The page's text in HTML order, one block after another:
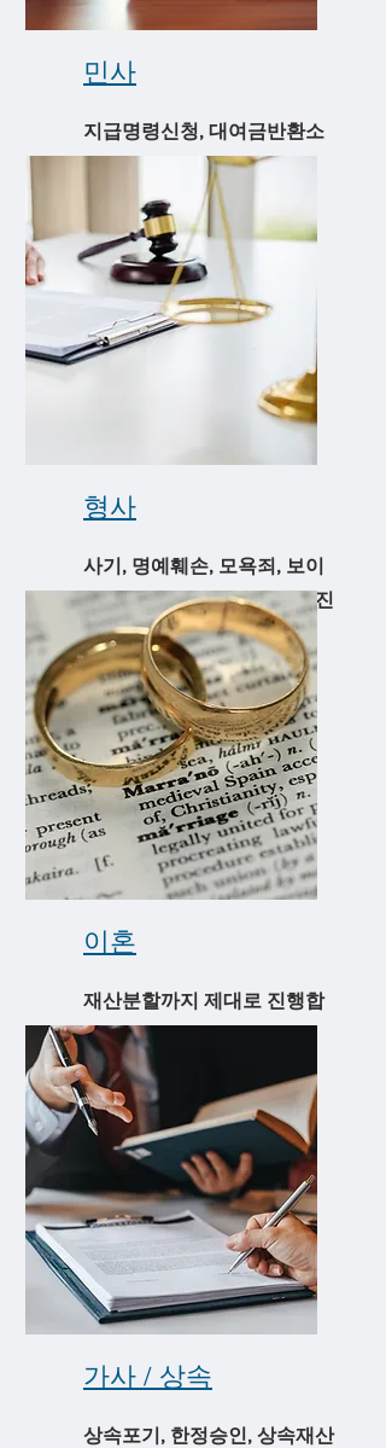
​민사
지급명령신청, 대여금반환소
송, 물품대금소송, 약정금소
송, 사해행위 취소소송 등
​형사
사기, 명예훼손, 모욕죄, 보이
스피싱 등 수많은 형사사건 진
행. 불송치,구속 사건
​이혼
재산분할까지 제대로 진행합
니다. 위자료/양육권/양육비
​가사 / 상속
상속포기, 한정승인, 상속재산